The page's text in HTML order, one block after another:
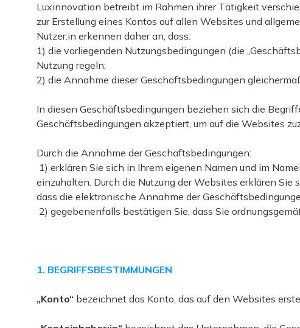
Luxinnovation betreibt im Rahmen ihrer Tätigkeit
zur Erstellung eines Kontos auf allen Websites und
Nutzer:in erkennen daher an, dass:
1) die vorliegenden Nutzungsbedingungen (die
Nutzung regeln;
2) die Annahme dieser Geschäftsbedingungen
In diesen Geschäftsbedingungen beziehen sich die
Geschäftsbedingungen akzeptiert, um auf die Websites
Durch die Annahme der Geschäftsbedingungen:
1) erklären Sie sich in Ihrem eigenen Namen und im
einzuhalten. Durch die Nutzung der Websites erklären
dass die elektronische Annahme der
1. BEGRIFFSBESTIMMUNGEN
„Konto“ bezeichnet das Konto, das auf den Websites